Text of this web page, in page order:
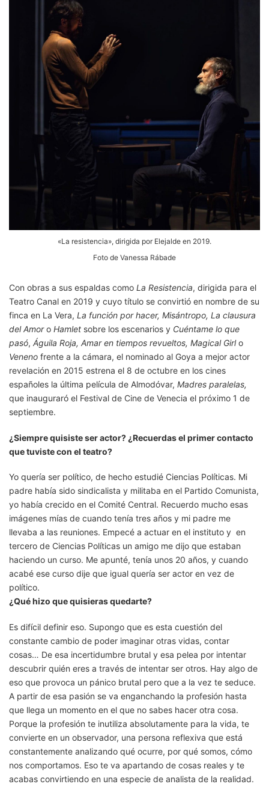
«La resistencia», dirigida por Elejalde en 2019.
Foto de Vanessa Rábade
Con obras a sus espaldas como La Resistencia, dirigida para el
Teatro Canal en 2019 y cuyo título se convirtió en nombre de su
finca en La Vera, La función por hacer, Misántropo, La clausura
del Amoro Hamlet sobre los escenarios y Cuéntame lo que
pasó, Águila Roja, Amar en tiempos revueltos, Magical Girlo
Veneno frente a la cámara, el nominado al Goya a mejor actor
revelación en 2015 estrena el 8 de octubre en los cines
españoles la última película de Almodóvar, Madres paralelas,
que inauguraró el Festival de Cine de Venecia el próximo 1 de
septiembre.
¿Siempre quisiste ser actor? ¿Recuerdas el primer contacto
que tuviste con el teatro?
Yo quería ser político, de hecho estudié Ciencias Políticas. Mi
padre había sido sindicalista y militaba en el Partido Comunista,
yo había crecido en el Comité Central. Recuerdo mucho esas
imágenes mías de cuando tenía tres años y mi padre me
llevaba a las reuniones. Empecé a actuar en el instituto y en
tercero de Ciencias Políticas un amigo me dijo que estaban
haciendo un curso. Me apunté, tenía unos 20 años, y cuando
acabé ese curso dije que igual quería ser actor en vez de
político.
¿Qué hizo que quisieras quedarte?
Es difícil definir eso. Supongo que es esta cuestión del
constante cambio de poder imaginar otras vidas, contar
cosas… De esa incertidumbre brutal y esa pelea por intentar
descubrir quién eres a través de intentar ser otros. Hay algo de
eso que provoca un pánico brutal pero que a la vez te seduce.
A partir de esa pasión se va enganchando la profesión hasta
que llega un momento en el que no sabes hacer otra cosa.
Porque la profesión te inutiliza absolutamente para la vida, te
convierte en un observador, una persona reflexiva que está
constantemente analizando qué ocurre, por qué somos, cómo
nos comportamos. Eso te va apartando de cosas reales y te
acabas convirtiendo en una especie de analista de la realidad.